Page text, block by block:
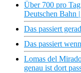
Über 700 pro
Deutschen Bahn
Das passiert
Das passiert
Lomas del
genau ist dort